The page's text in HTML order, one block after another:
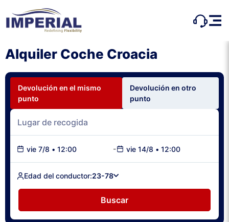
Alquiler Coche Croacia
Devolución en el mismo
punto
Devolución en otro
punto
vie 7/8 • 12:00 - vie 14/8 • 12:00
Edad del conductor:23-78
Buscar